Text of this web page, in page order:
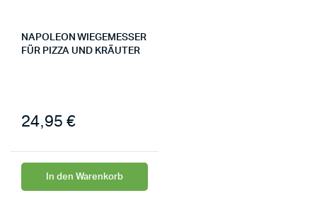
NAPOLEON WIEGEMESSER
FÜR PIZZA UND KRÄUTER
24,95 €
In den Warenkorb